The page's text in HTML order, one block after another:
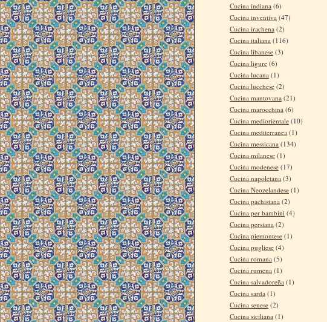
Cucina indiana (6)
Cucina inventiva (47)
Cucina irachena (2)
Cucina italiana (116)
Cucina libanese (3)
Cucina ligure (6)
Cucina lucana (1)
Cucina lucchese (2)
Cucina mantovana (21)
Cucina marocchina (6)
Cucina mediorientale (10)
Cucina mediterranea (1)
Cucina messicana (134)
Cucina milanese (1)
Cucina modenese (17)
Cucina napoletana (3)
Cucina Neozelandese (1)
Cucina pachistana (2)
Cucina per bambini (4)
Cucina persiana (2)
Cucina piemontese (1)
Cucina pugliese (4)
Cucina romana (5)
Cucina rumena (1)
Cucina salvadoreña (1)
Cucina sarda (1)
Cucina senese (2)
Cucina siciliana (1)